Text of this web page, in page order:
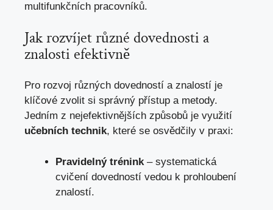
multifunkčních pracovníků.
Jak rozvíjet různé dovednosti a
znalosti efektivně
Pro rozvoj různých dovedností ⁣a znalostí‍ je
klíčové zvolit si správný přístup a metody.⁢
Jedním z nejefektivnějších způsobů je využití
učebních technik, které se osvědčily v praxi:
Pravidelný‍ trénink – systematická
cvičení dovedností vedou k prohloubení
znalostí.